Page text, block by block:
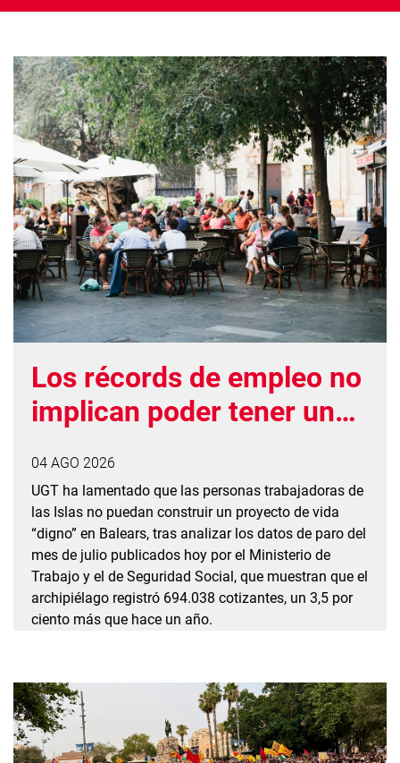
Los récords de empleo no
implican poder tener un
Balears
04 AGO 2026
UGT ha lamentado que las personas trabajadoras de
las Islas no puedan construir un proyecto de vida
“digno” en Balears, tras analizar los datos de paro del
mes de julio publicados hoy por el Ministerio de
Trabajo y el de Seguridad Social, que muestran que el
archipiélago registró 694.038 cotizantes, un 3,5 por
ciento más que hace un año.